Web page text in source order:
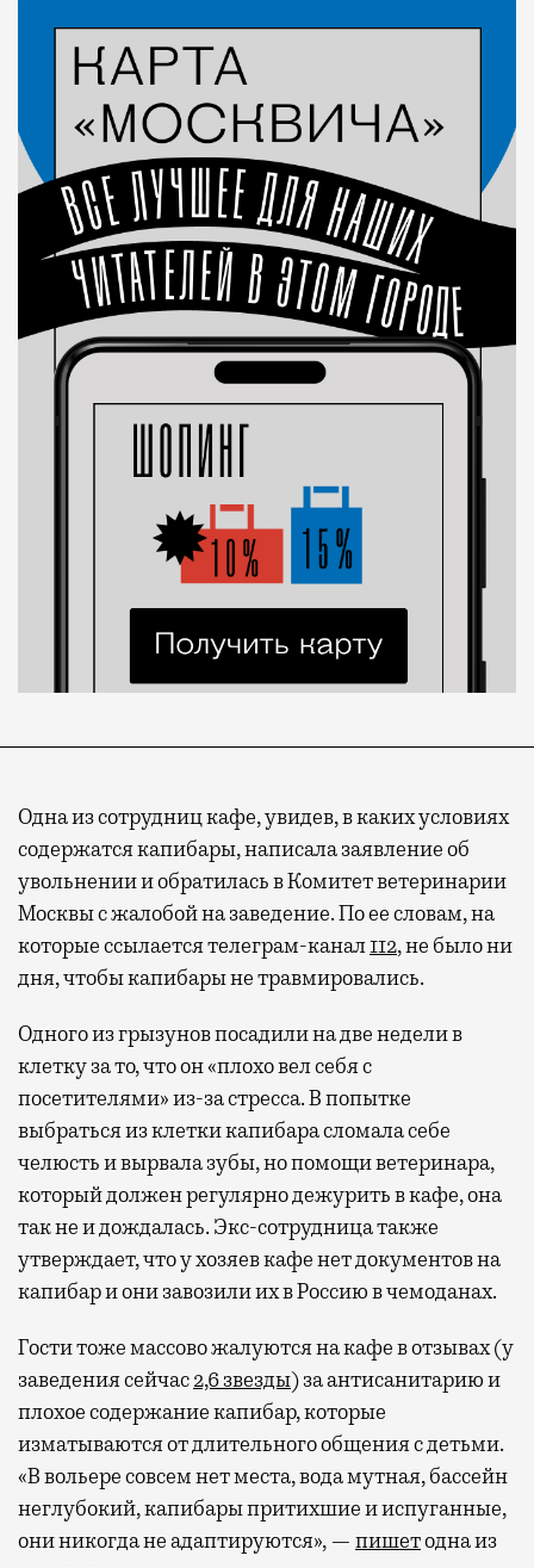
Одна из сотрудниц кафе, увидев, в каких условиях
содержатся капибары, написала заявление об
увольнении и обратилась в Комитет ветеринарии
Москвы с жалобой на заведение. По ее словам, на
которые ссылается телеграм-канал112, не было ни
дня, чтобы капибары не травмировались.
Одного из грызунов посадили на две недели в
клетку за то, что он «плохо вел себя с
посетителями» из-за стресса. В попытке
выбраться из клетки капибара сломала себе
челюсть и вырвала зубы, но помощи ветеринара,
который должен регулярно дежурить в кафе, она
так не и дождалась. Экс-сотрудница также
утверждает, что у хозяев кафе нет документов на
капибар и они завозили их в Россию в чемоданах.
Гости тоже массово жалуются на кафе в отзывах (у
заведения сейчас2,6 звезды) за антисанитарию и
плохое содержание капибар, которые
изматываются от длительного общения с детьми.
«В вольере совсем нет места, вода мутная, бассейн
неглубокий, капибары притихшие и испуганные,
они никогда не адаптируются», — пишетодна из